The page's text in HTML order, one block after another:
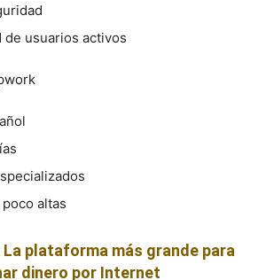
de usuarios activos
altas
La plataforma más grande para
dinero por Internet